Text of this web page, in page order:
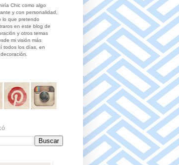
Chic como algo
y con personalidad,
lo que pretendo
en este blog de
y otros temas
mi visión más
todos los días, en